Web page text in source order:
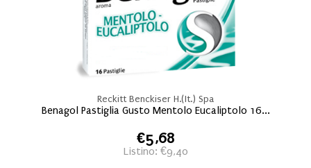
Reckitt Benckiser H.(It.) Spa
Benagol Pastiglia Gusto Mentolo Eucaliptolo 16...
€5,68
Listino: €9,40